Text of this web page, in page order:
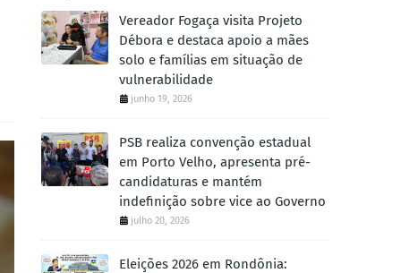
Vereador Fogaça visita Projeto
Débora e destaca apoio a mães
solo e famílias em situação de
vulnerabilidade
junho 19, 2026
PSB realiza convenção estadual
em Porto Velho, apresenta pré-
candidaturas e mantém
indefinição sobre vice ao Governo
julho 20, 2026
Eleições 2026 em Rondônia: